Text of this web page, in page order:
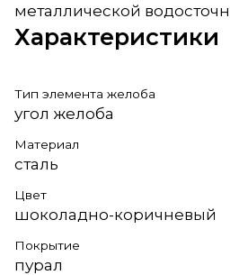
металлической
Характеристики
Тип элемента желоба
угол желоба
Материал
сталь
Цвет
шоколадно-коричневый
Покрытие
пурал